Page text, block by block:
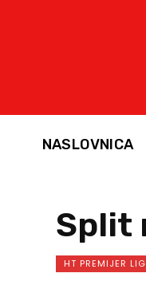
NASLOVNICA
Split
HT PREMIJER